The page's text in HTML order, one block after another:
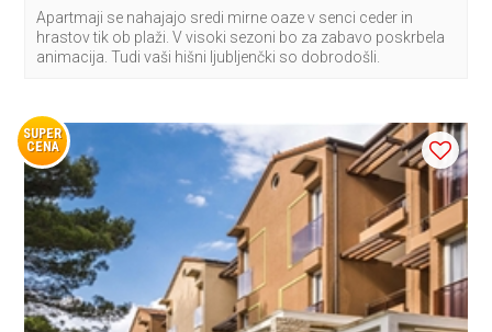
Apartmaji se nahajajo sredi mirne oaze v senci ceder in
hrastov tik ob plaži. V visoki sezoni bo za zabavo poskrbela
animacija. Tudi vaši hišni ljubljenčki so dobrodošli.
SUPER
CENA